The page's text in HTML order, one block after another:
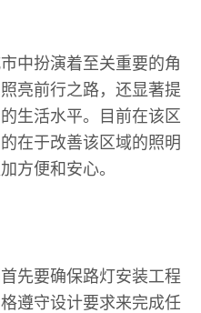
中扮演着至关重要的角
亮前行之路，还显著提
生活水平。目前在该区
在于改善该区域的照明
方便和安心。
先要确保路灯安装工程
遵守设计要求来完成任